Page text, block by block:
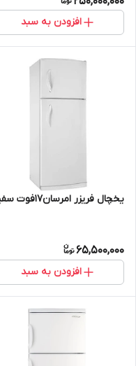
افزودن به سبد
یخچال فریزر امرسان17فوت سفید
65,500,000
افزودن به سبد